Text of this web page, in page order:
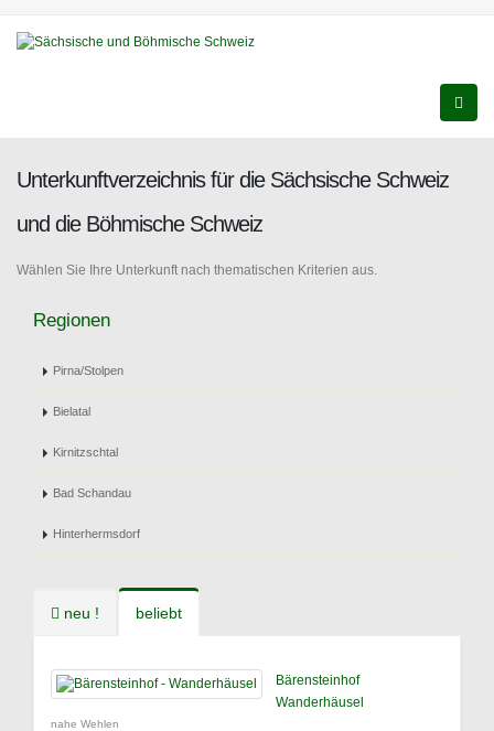
Unterkunftverzeichnis für die Sächsische Schweiz
und die Böhmische Schweiz
Wählen Sie Ihre Unterkunft nach thematischen Kriterien aus.
Regionen
Pirna/Stolpen
Bielatal
Kirnitzschtal
Bad Schandau
Hinterhermsdorf
neu ! beliebt
Bärensteinhof
Wanderhäusel
nahe Wehlen